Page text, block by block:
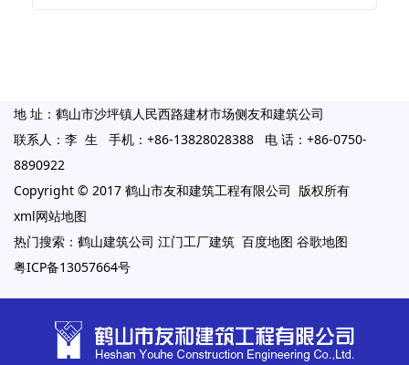
地 址：鹤山市沙坪镇人民西路建材市场侧友和建筑公司
联系人：李 生 手机：+86-13828028388 电 话：+86-0750-
8890922
Copyright © 2017 鹤山市友和建筑工程有限公司 版权所有
xml网站地图
热门搜索： 鹤山建筑公司 江门工厂建筑 百度地图 谷歌地图
粤ICP备13057664号